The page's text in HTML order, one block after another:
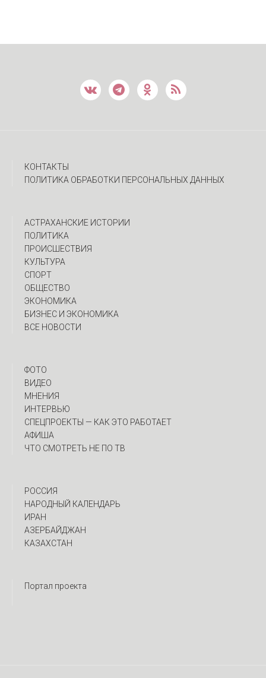
КОНТАКТЫ
ПОЛИТИКА ОБРАБОТКИ ПЕРСОНАЛЬНЫХ ДАННЫХ
АСТРАХАНСКИЕ ИСТОРИИ
ПОЛИТИКА
ПРОИСШЕСТВИЯ
КУЛЬТУРА
СПОРТ
ОБЩЕСТВО
ЭКОНОМИКА
БИЗНЕС И ЭКОНОМИКА
ВСЕ НОВОСТИ
ФОТО
ВИДЕО
МНЕНИЯ
ИНТЕРВЬЮ
CПЕЦПРОЕКТЫ — КАК ЭТО РАБОТАЕТ
АФИША
ЧТО СМОТРЕТЬ НЕ ПО ТВ
РОССИЯ
НАРОДНЫЙ КАЛЕНДАРЬ
ИРАН
АЗЕРБАЙДЖАН
КАЗАХСТАН
Портал проекта